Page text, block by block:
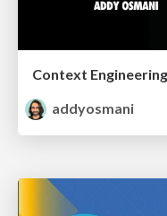
Context
addyosmani